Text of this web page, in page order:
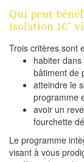
Qui peut
isolation 1€"
Trois critères sont
habiter
bâtiment de
atteindre le
programme
avoir un
fourchette
Le programme
visant à vous